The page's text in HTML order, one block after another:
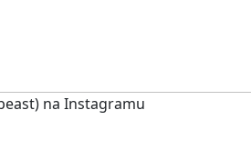
na Instagramu